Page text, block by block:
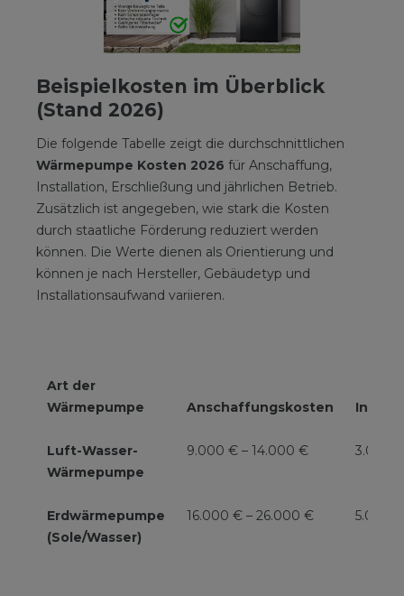
Beispielkosten im Überblick
(Stand 2026)
Die folgende Tabelle zeigt die durchschnittlichen
Wärmepumpe Kosten 2026 für Anschaffung,
Installation, Erschließung und jährlichen Betrieb.
Zusätzlich ist angegeben, wie stark die Kosten
durch staatliche Förderung reduziert werden
können. Die Werte dienen als Orientierung und
können je nach Hersteller, Gebäudetyp und
Installationsaufwand variieren.
Art der
Wärmepumpe
Anschaffungskosten
Luft-Wasser-
Wärmepumpe
9.000 € – 14.000 € 3.000
Erdwärmepumpe
(Sole/Wasser)
16.000 € – 26.000 € 5.000